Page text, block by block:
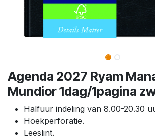
Agenda 2027 Ryam
Mundior 1dag/1pagina
Halfuur indeling van 8.00-20.30
Hoekperforatie.
Leeslint.